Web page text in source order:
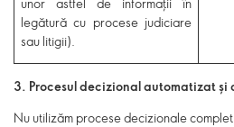
legătură cu procese judiciare
sau litigii).
3. Procesul decizional automatizat
Nu utilizăm procese decizionale